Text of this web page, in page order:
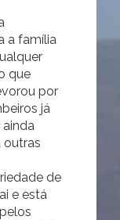
a família
que
por
já
outras
de
e está